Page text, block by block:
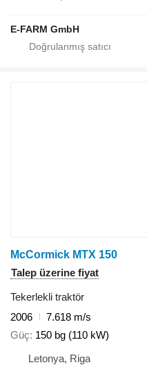
E-FARM GmbH
McCormick MTX 150
Talep üzerine fiyat
Tekerlekli traktör
2006
7.618 m/s
Güç 150 bg (110 kW)
Letonya, Riga